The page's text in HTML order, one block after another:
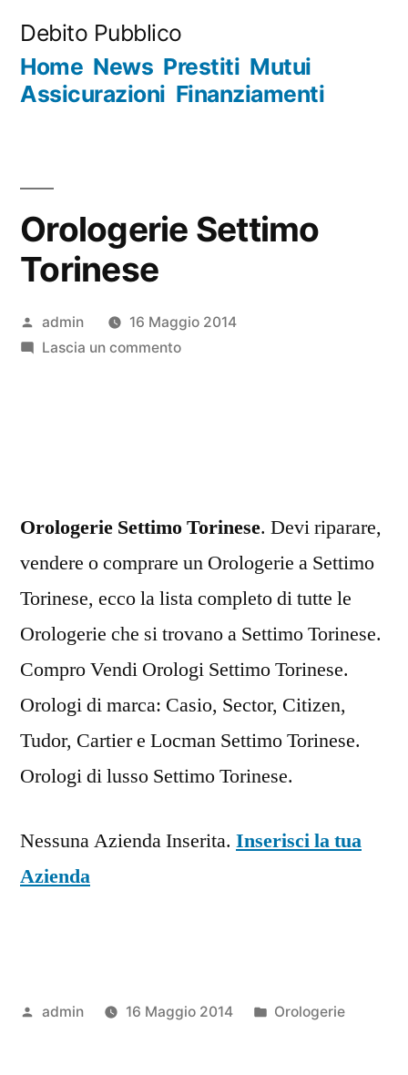
contenuto
Debito Pubblico
Home News Prestiti Mutui
Assicurazioni Finanziamenti
Orologerie Settimo
Torinese
Pubblicato
da
admin
16 Maggio 2014
Lascia un commentosu
Orologerie Settimo Torinese. Devi riparare,
vendere o comprare un Orologerie a Settimo
Torinese, ecco la lista completo di tutte le
Orologerie che si trovano a Settimo Torinese.
Compro Vendi Orologi Settimo Torinese.
Orologi di marca: Casio, Sector, Citizen,
Tudor, Cartier e Locman Settimo Torinese.
Orologi di lusso Settimo Torinese.
Nessuna Azienda Inserita. Inserisci la tua
Azienda
Pubblicato
admin 16 Maggio 2014
Pubblicato
Orologerie